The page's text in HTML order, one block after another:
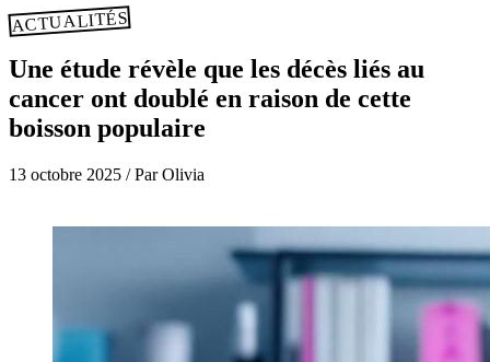
ACTUALITÉS
Une étude révèle que les décès liés au
cancer ont doublé en raison de cette
boisson populaire
13 octobre 2025 / Par Olivia